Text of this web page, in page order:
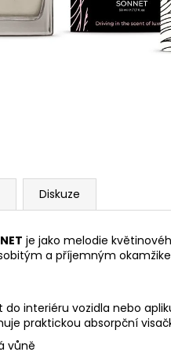
Diskuze
je jako melodie
a příjemným
do interiéru vozidla nebo
praktickou absorpční
vůně